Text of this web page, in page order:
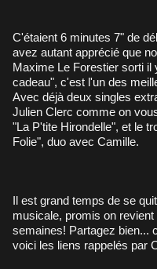
C'étaient 6 minutes 7" de
avez autant apprécié que
Maxime Le Forestier sorti il
cadeau", c'est l'un des
Avec déjà deux singles
Julien Clerc comme on
"La P'tite Hirondelle", et le
Folie", duo avec Camille.
Il est grand temps de se quitter, on était bien dans cette bulle
musicale, promis on
semaines! Partagez bien...
voici les liens rappelés par